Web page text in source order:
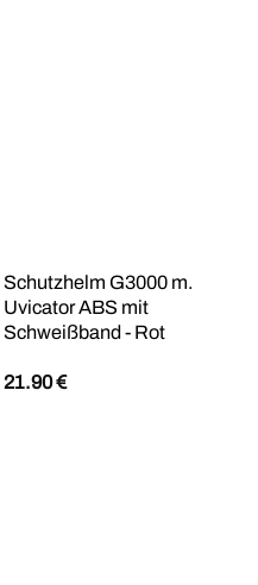
Schutzhelm G3000 m.
Uvicator ABS mit
Schweißband - Rot
21.90€